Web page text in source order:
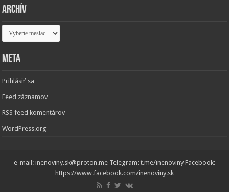
Archív
Archív
Meta
Prihlásiť sa
Feed záznamov
RSS feed komentárov
WordPress.org
e-mail: inenoviny.sk@proton.me Telegram: t.me/inenoviny Facebook:
https://www.facebook.com/inenoviny.sk